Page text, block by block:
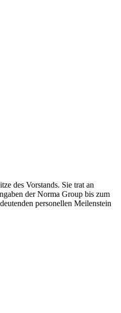
des Vorstands. Sie trat an
der Norma Group bis zum
personellen Meilenstein